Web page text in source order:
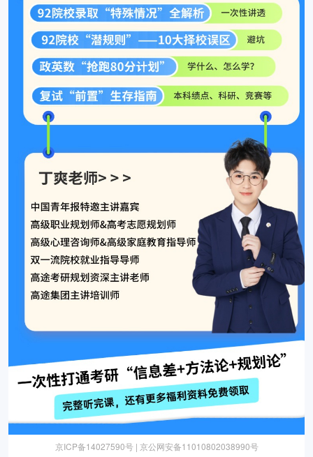
京ICP备14027590号 | 京公网安备11010802038990号